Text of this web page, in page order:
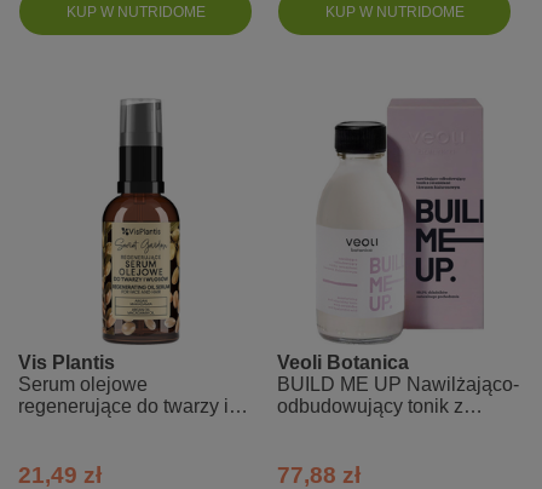
KUP W NUTRIDOME KUP W NUTRIDOME
Vis Plantis
Serum olejowe
regenerujące do twarzy i
21,49 zł
Veoli Botanica
BUILD ME UP Nawilżająco-
odbudowujący tonik z
77,88 zł